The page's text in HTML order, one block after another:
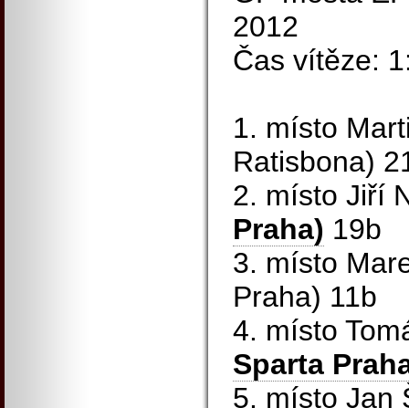
2012
Čas vítěze:
1. místo
Ratisbona)
2. místo Jiří
Praha) 19b
3. místo
Praha) 11b
4. místo
Sparta
5. místo Jan